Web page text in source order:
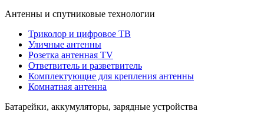
Антенны и спутниковые технологии
Триколор и цифровое ТВ
Уличные антенны
Розетка антенная TV
Ответвитель и разветвитель
Комплектующие для крепления антенны
Комнатная антенна
Батарейки, аккумуляторы, зарядные устройства